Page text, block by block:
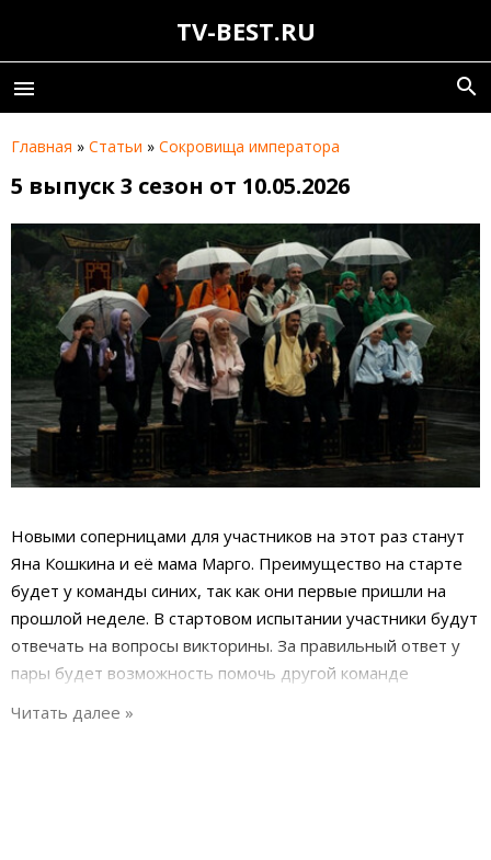
TV-BEST.RU
menu search
Главная » Статьи » Сокровища императора
5 выпуск 3 сезон от 10.05.2026
Новыми соперницами для участников на этот раз станут
Яна Кошкина и её мама Марго. Преимущество на старте
будет у команды синих, так как они первые пришли на
прошлой неделе. В стартовом испытании участники будут
отвечать на вопросы викторины. За правильный ответ у
пары будет возможность помочь другой команде
просто перерубить пять раз верёвку с кувшином. Первая